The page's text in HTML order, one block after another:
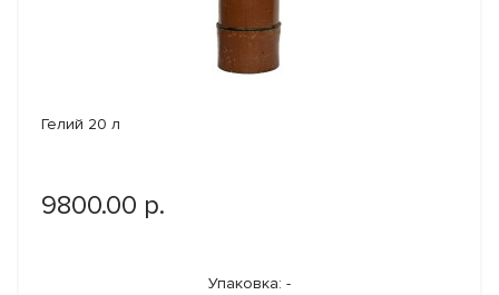
Гелий 20 л
9800.00 р.
Упаковка: -